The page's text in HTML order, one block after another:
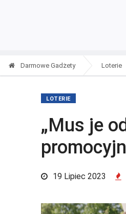
Darmowe Gadżety Loterie
LOTERIE
„Mus je
19 Lipiec 2023